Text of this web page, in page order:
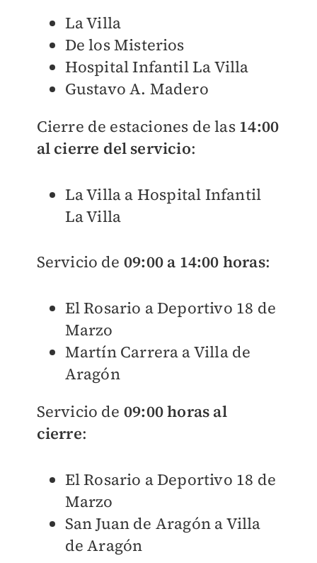
La Villa
De los Misterios
Hospital Infantil La Villa
Gustavo A. Madero
Cierre de estaciones de las 14:00
al cierre del servicio:
La Villa a Hospital Infantil
La Villa
Servicio de 09:00 a 14:00 horas:
El Rosario a Deportivo 18 de
Marzo
Martín Carrera a Villa de
Aragón
Servicio de 09:00 horas al
cierre:
El Rosario a Deportivo 18 de
Marzo
San Juan de Aragón a Villa
de Aragón